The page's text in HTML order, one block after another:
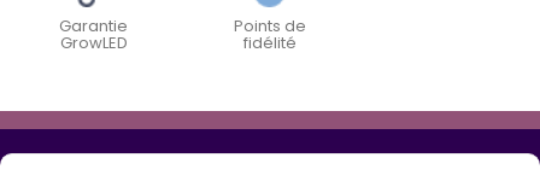
Garantie
GrowLED
Points de
fidélité